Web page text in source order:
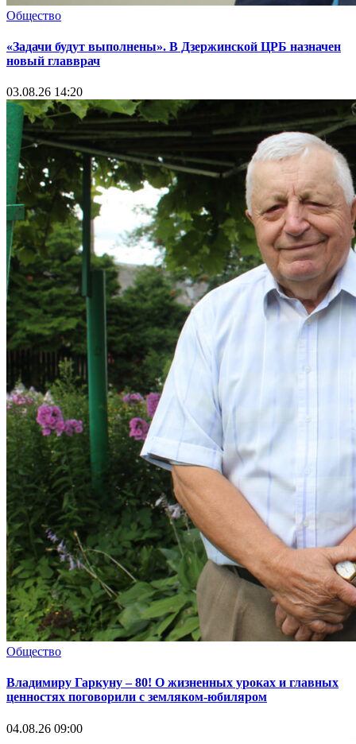
Общество
«Задачи будут выполнены». В Дзержинской ЦРБ назначен
новый главврач
03.08.26 14:20
Общество
Владимиру Гаркуну – 80! О жизненных уроках и главных
ценностях поговорили с земляком-юбиляром
04.08.26 09:00